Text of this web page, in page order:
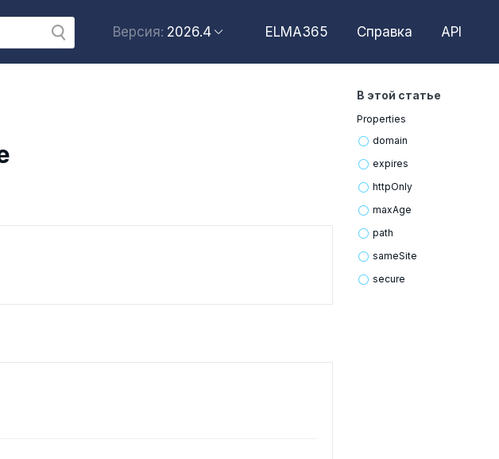
Версия: 2026.42026.6
2026.4
ELMA365 Справка API
В этой статье
Properties
domain
expires
httpOnly
maxAge
path
sameSite
secure